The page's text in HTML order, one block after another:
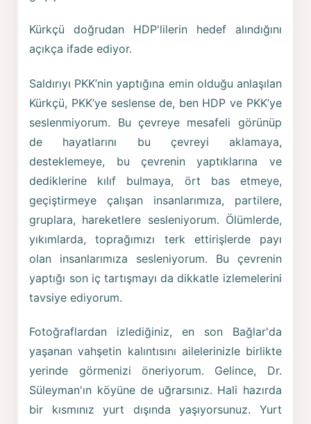
Kürkçü doğrudan HDP'lilerin hedef alındığını
açıkça ifade ediyor.
Saldırıyı PKK’nin yaptığına emin olduğu anlaşılan
Kürkçü, PKK’ye seslense de, ben HDP ve PKK’ye
seslenmiyorum. Bu çevreye mesafeli görünüp
de hayatlarını bu çevreyi aklamaya,
desteklemeye, bu çevrenin yaptıklarına ve
dediklerine kılıf bulmaya, ört bas etmeye,
geçiştirmeye çalışan insanlarımıza, partilere,
gruplara, hareketlere sesleniyorum. Ölümlerde,
yıkımlarda, toprağımızı terk ettirişlerde payı
olan insanlarımıza sesleniyorum. Bu çevrenin
yaptığı son iç tartışmayı da dikkatle izlemelerini
tavsiye ediyorum.
Fotoğraflardan izlediğiniz, en son Bağlar'da
yaşanan vahşetin kalıntısını ailelerinizle birlikte
yerinde görmenizi öneriyorum. Gelince, Dr.
Süleyman'ın köyüne de uğrarsınız. Hali hazırda
bir kısmınız yurt dışında yaşıyorsunuz. Yurt